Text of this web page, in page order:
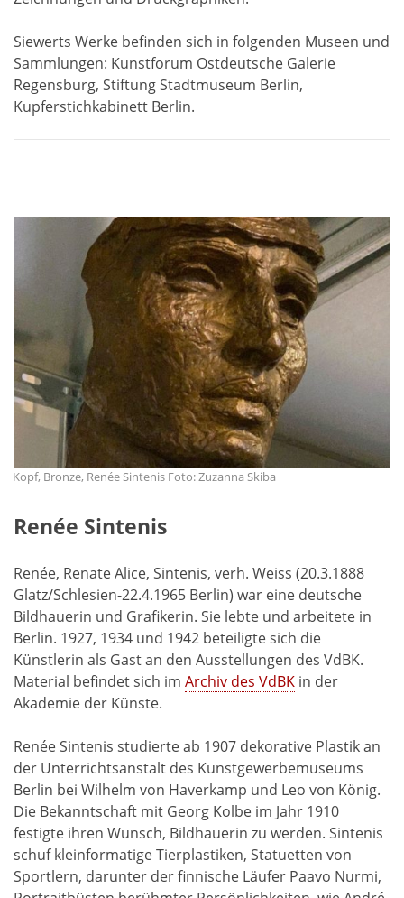
Siewerts Werke befinden sich in folgenden Museen und
Sammlungen: Kunstforum Ostdeutsche Galerie
Regensburg, Stiftung Stadtmuseum Berlin,
Kupferstichkabinett Berlin.
Kopf, Bronze, Renée Sintenis Foto: Zuzanna Skiba
Renée Sintenis
Renée, Renate Alice, Sintenis, verh. Weiss (20.3.1888
Glatz/Schlesien-22.4.1965 Berlin) war eine deutsche
Bildhauerin und Grafikerin. Sie lebte und arbeitete in
Berlin. 1927, 1934 und 1942 beteiligte sich die
Künstlerin als Gast an den Ausstellungen des VdBK.
Material befindet sich im Archiv des VdBK in der
Akademie der Künste.
Renée Sintenis studierte ab 1907 dekorative Plastik an
der Unterrichtsanstalt des Kunstgewerbemuseums
Berlin bei Wilhelm von Haverkamp und Leo von König.
Die Bekanntschaft mit Georg Kolbe im Jahr 1910
festigte ihren Wunsch, Bildhauerin zu werden. Sintenis
schuf kleinformatige Tierplastiken, Statuetten von
Sportlern, darunter der finnische Läufer Paavo Nurmi,